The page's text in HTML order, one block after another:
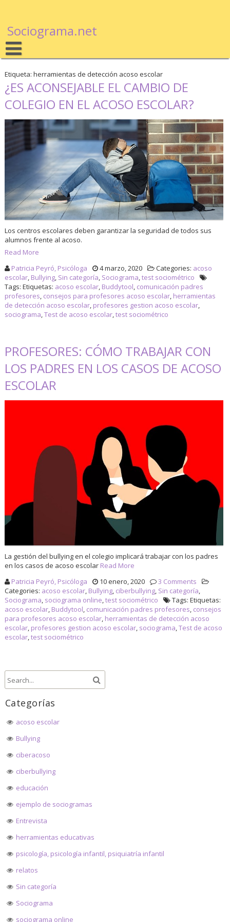
Sociograma.net
Etiqueta: herramientas de detección acoso escolar
¿ES ACONSEJABLE EL CAMBIO DE
COLEGIO EN EL ACOSO ESCOLAR?
Los centros escolares deben garantizar la seguridad de todos sus
alumnos frente al acoso.
Read More
Patricia Peyró, Psicóloga
4 marzo, 2020 Categories: acoso
escolar, Bullying, Sin categoría, Sociograma,test sociométrico
Tags: Etiquetas: acoso escolar, Buddytool, comunicación padres
profesores, consejos para profesores acoso escolar, herramientas
de detección acoso escolar, profesores gestion acoso escolar,
sociograma,Test de acoso escolar,test sociométrico
PROFESORES: CÓMO TRABAJAR CON
LOS PADRES EN LOS CASOS DE ACOSO
ESCOLAR
La gestión del bullying en el colegio implicará trabajar con los padres
en los casos de acoso escolar Read More
Patricia Peyró, Psicóloga
10 enero, 2020
3 Comments
Categories: acoso escolar, Bullying, ciberbullying, Sin categoría,
Sociograma, sociograma online,test sociométrico
Tags: Etiquetas:
acoso escolar, Buddytool, comunicación padres profesores, consejos
para profesores acoso escolar, herramientas de detección acoso
escolar, profesores gestion acoso escolar, sociograma,Test de acoso
escolar,test sociométrico
Categorías
acoso escolar
Bullying
ciberacoso
ciberbullying
educación
ejemplo de sociogramas
Entrevista
herramientas educativas
psicología, psicología infantil, psiquiatría infantil
relatos
Sin categoría
Sociograma
sociograma online